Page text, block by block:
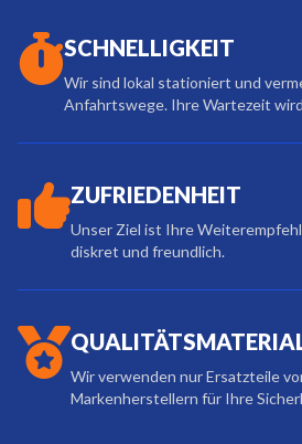
SCHNELLIGKEIT
Wir sind lokal stationiert und
Anfahrtswege. Ihre Wartezeit
ZUFRIEDENHEIT
Unser Ziel ist Ihre
diskret und freundlich.
Wir verwenden nur Ersatzteile
Markenherstellern für Ihre